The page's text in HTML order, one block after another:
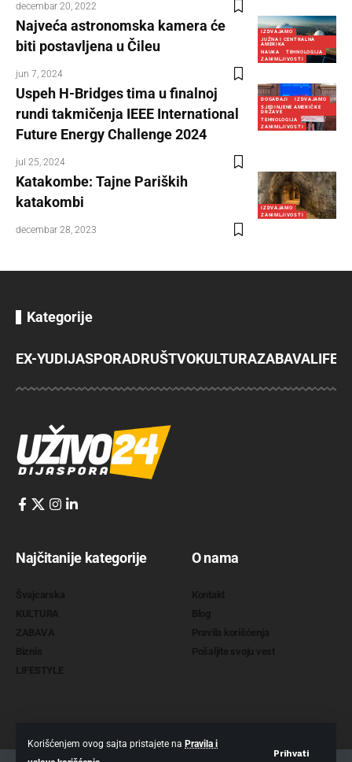
Korišćenjem ovog sajta pristajete na Pravila i
Prihvati
decembar 20, 2022
IZDVAJAMO
JUŽNA I CENTRALNA
AMERIKA
NAUKA
TEHNOLOGIJA
ZANIMLJIVOSTI
Najveća astronomska kamera će
biti postavljena u Čileu
jun 7, 2024
DOGAĐAJI
IZDVAJAMO
SJEDINJENE AMERIČKE
DRŽAVE
TEHNOLOGIJA
ZANIMLJIVOSTI
Uspeh H-Bridges tima u finalnoj
rundi takmičenja IEEE International
Future Energy Challenge 2024
jul 25, 2024
IZDVAJAMO
ZANIMLJIVOSTI
Katakombe: Tajne Pariških
katakombi
decembar 28, 2023
Kategorije
EX-YUDIJASPORADRUŠTVOKULTURAZABAVA
Najčitanije kategorije O nama